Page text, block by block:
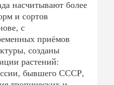
насчитывают более
и сортов
с
приёмов
созданы
растений:
бывшего СССР,